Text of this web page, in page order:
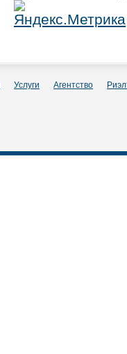
Услуги Агентство